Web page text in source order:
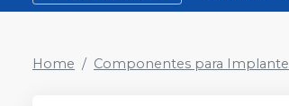
Home Componentes para Implante